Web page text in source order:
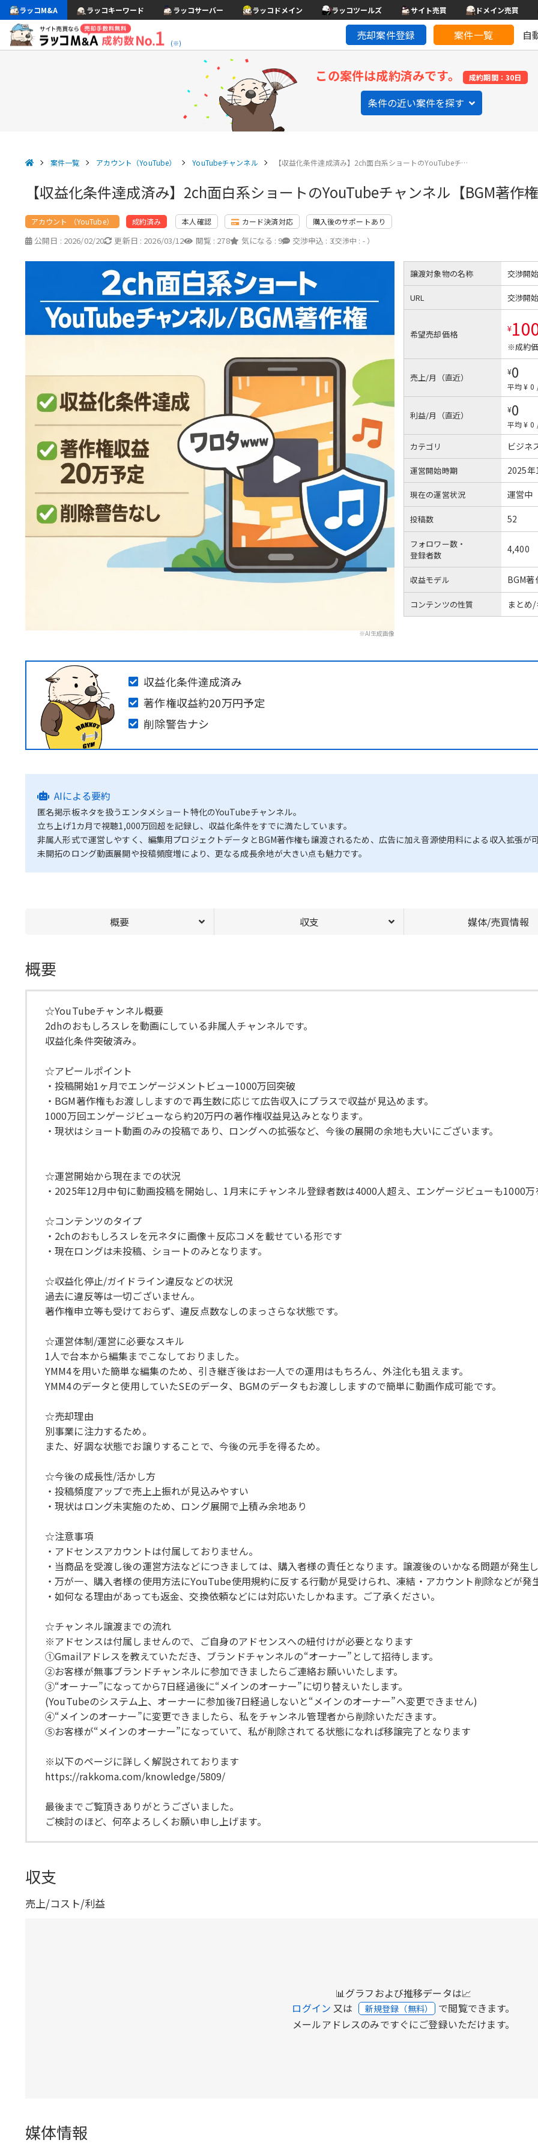
ラッコM&A ラッコキーワード ラッコサーバー ラッコドメイン ラッコツールズ サイト売買 ドメイン売買
(※)
売却案件登録 案件一覧 自
この案件は成約済みです。 成約期間：30日
条件の近い案件を探す
案件一覧 アカウント（YouTube） YouTubeチャンネル 【収益化条件達成済み】2ch面白系ショートのYouTubeチ…
【収益化条件達成済み】2ch面白系ショートのYouTubeチャンネル【BGM著作権
アカウント （YouTube） 成約済み 本人確認 カード決済対応 購入後のサポートあり
公開日 : 2026/02/20 更新日 : 2026/03/12 閲覧 : 278 気になる : 9 交渉申込 : 3
（交渉中 : - ）
※AI生成画像
譲渡対象物の名称 交渉開
URL 交渉開
希望売却価格 ¥
※成約
売上/月（直近）
¥0
平均 ¥ 0
利益/月（直近）
¥0
平均 ¥ 0
カテゴリ ビジネ
運営開始時期 2025年
現在の運営状況 運営中
投稿数 52
フォロワー数・
登録者数
4,400
収益モデル BGM著
コンテンツの性質 まとめ
収益化条件達成済み
著作権収益約20万円予定
削除警告ナシ
AIによる要約
匿名掲示板ネタを扱うエンタメショート特化のYouTubeチャンネル。
立ち上げ1カ月で視聴1,000万回超を記録し、収益化条件をすでに満たしています。
非属人形式で運営しやすく、編集用プロジェクトデータとBGM著作権も譲渡されるため、広告に加え音源使用料による収入拡張が可
未開拓のロング動画展開や投稿頻度増により、更なる成長余地が大きい点も魅力です。
概要 収支 媒体/売買情報
概要
☆YouTubeチャンネル概要
2dhのおもしろスレを動画にしている非属人チャンネルです。
収益化条件突破済み。
☆アピールポイント
・投稿開始1ヶ月でエンゲージメントビュー1000万回突破
・BGM著作権もお渡ししますので再生数に応じて広告収入にプラスで収益が見込めます。
1000万回エンゲージビューなら約20万円の著作権収益見込みとなります。
・現状はショート動画のみの投稿であり、ロングへの拡張など、今後の展開の余地も大いにございます。
☆運営開始から現在までの状況
・2025年12月中旬に動画投稿を開始し、1月末にチャンネル登録者数は4000人超え、エンゲージビューも1000万
☆コンテンツのタイプ
・2chのおもしろスレを元ネタに画像＋反応コメを載せている形です
・現在ロングは未投稿、ショートのみとなります。
☆収益化停止/ガイドライン違反などの状況
過去に違反等は一切ございません。
著作権申立等も受けておらず、違反点数なしのまっさらな状態です。
☆運営体制/運営に必要なスキル
1人で台本から編集までこなしておりました。
YMM4を用いた簡単な編集のため、引き継ぎ後はお一人での運用はもちろん、外注化も狙えます。
YMM4のデータと使用していたSEのデータ、BGMのデータもお渡ししますので簡単に動画作成可能です。
☆売却理由
別事業に注力するため。
また、好調な状態でお譲りすることで、今後の元手を得るため。
☆今後の成長性/活かし方
・投稿頻度アップで売上上振れが見込みやすい
・現状はロング未実施のため、ロング展開で上積み余地あり
☆注意事項
・アドセンスアカウントは付属しておりません。
・当商品を受渡し後の運営方法などにつきましては、購入者様の責任となります。譲渡後のいかなる問題が発生
・万が一、購入者様の使用方法にYouTube使用規約に反する行動が見受けられ、凍結・アカウント削除などが発
・如何なる理由があっても返金、交換依頼などには対応いたしかねます。ご了承ください。
☆チャンネル譲渡までの流れ
※アドセンスは付属しませんので、ご自身のアドセンスへの紐付けが必要となります
①Gmailアドレスを教えていただき、ブランドチャンネルの“オーナー”として招待します。
②お客様が無事ブランドチャンネルに参加できましたらご連絡お願いいたします。
③“オーナー”になってから7日経過後に“メインのオーナー”に切り替えいたします。
(YouTubeのシステム上、オーナーに参加後7日経過しないと“メインのオーナー”へ変更できません)
④“メインのオーナー”に変更できましたら、私をチャンネル管理者から削除いただきます。
⑤お客様が“メインのオーナー”になっていて、私が削除されてる状態になれば移譲完了となります
※以下のページに詳しく解説されております
https://rakkoma.com/knowledge/5809/
最後までご覧頂きありがとうございました。
ご検討のほど、何卒よろしくお願い申し上げます。
収支
売上/コスト/利益
📊グラフおよび推移データは📈
ログイン 又は 新規登録（無料） で閲覧できます。
メールアドレスのみですぐにご登録いただけます。
媒体情報